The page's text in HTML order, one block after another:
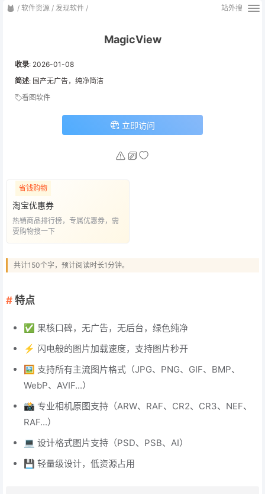
/ 软件资源 / 发现软件 / 站外搜
MagicView
收录: 2026-01-08
简述: 国产无广告，纯净简洁
看图软件
立即访问
省钱购物
淘宝优惠券
热销商品排行榜，专属优惠券，需
要购物搜一下
共计150个字，预计阅读时长1分钟。
特点
✅ 果核口碑，无广告，无后台，绿色纯净
⚡ 闪电般的图片加载速度，支持图片秒开
🖼️ 支持所有主流图片格式（JPG、PNG、GIF、BMP、
WebP、AVIF...）
📸 专业相机原图支持（ARW、RAF、CR2、CR3、NEF、
RAF...）
💻 设计格式图片支持（PSD、PSB、AI）
💾 轻量级设计，低资源占用